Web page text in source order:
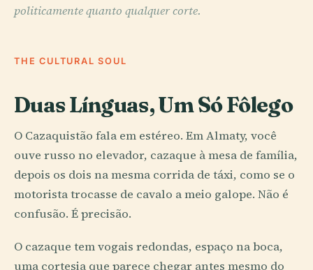
politicamente quanto qualquer corte.
THE CULTURAL SOUL
Duas Línguas, Um Só Fôlego
O Cazaquistão fala em estéreo. Em Almaty, você
ouve russo no elevador, cazaque à mesa de família,
depois os dois na mesma corrida de táxi, como se o
motorista trocasse de cavalo a meio galope. Não é
confusão. É precisão.
O cazaque tem vogais redondas, espaço na boca,
uma cortesia que parece chegar antes mesmo do